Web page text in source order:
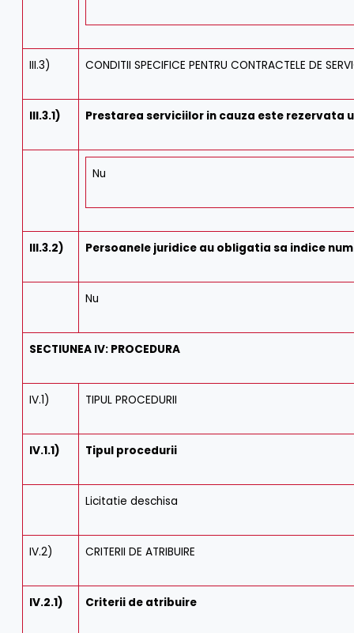
III.3) CONDITII SPECIFICE PENTRU CONTRACTELE DE
III.3.1) Prestarea serviciilor in cauza este rezervata
Nu
III.3.2) Persoanele juridice au obligatia sa indice
Nu
SECTIUNEA IV: PROCEDURA
IV.1) TIPUL PROCEDURII
IV.1.1) Tipul procedurii
Licitatie deschisa
IV.2) CRITERII DE ATRIBUIRE
IV.2.1) Criterii de atribuire